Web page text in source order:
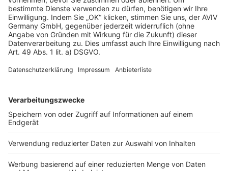
AGB-Übersicht
Datenschutz
Impressum
Services
Bauprojekt-Quiz
Häuser-Suche
Hausanbieter-Suche
Bauprojekt-Profil